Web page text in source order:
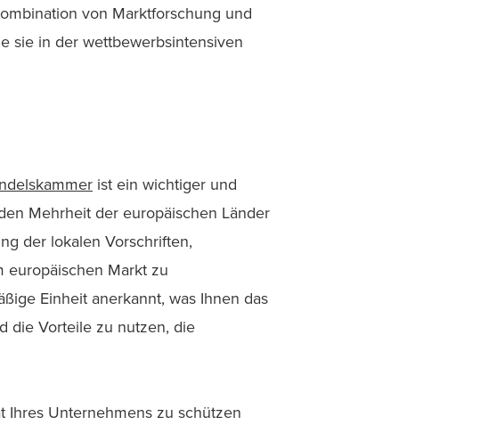
von Marktforschung und
sie in der wettbewerbsintensiven
ist ein wichtiger und
Mehrheit der europäischen Länder
der lokalen Vorschriften,
Markt zu
Einheit anerkannt, was Ihnen das
die Vorteile zu nutzen, die
Ihres Unternehmens zu schützen